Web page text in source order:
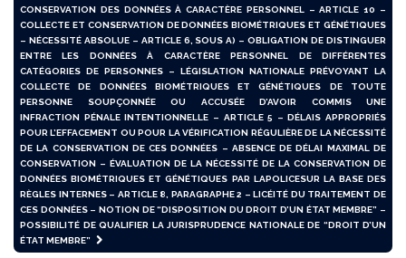
CONSERVATION DES DONNÉES À CARACTÈRE PERSONNEL – ARTICLE 10 –
COLLECTE ET CONSERVATION DE DONNÉES BIOMÉTRIQUES ET GÉNÉTIQUES
– NÉCESSITÉ ABSOLUE – ARTICLE 6, SOUS A) – OBLIGATION DE DISTINGUER
ENTRE LES DONNÉES À CARACTÈRE PERSONNEL DE DIFFÉRENTES
CATÉGORIES DE PERSONNES – LÉGISLATION NATIONALE PRÉVOYANT LA
COLLECTE DE DONNÉES BIOMÉTRIQUES ET GÉNÉTIQUES DE TOUTE
PERSONNE SOUPÇONNÉE OU ACCUSÉE D’AVOIR COMMIS UNE
INFRACTION PÉNALE INTENTIONNELLE – ARTICLE 5 – DÉLAIS APPROPRIÉS
POUR L’EFFACEMENT OU POUR LA VÉRIFICATION RÉGULIÈRE DE LA NÉCESSITÉ
DE LA CONSERVATION DE CES DONNÉES – ABSENCE DE DÉLAI MAXIMAL DE
CONSERVATION – ÉVALUATION DE LA NÉCESSITÉ DE LA CONSERVATION DE
DONNÉES BIOMÉTRIQUES ET GÉNÉTIQUES PAR LAPOLICESUR LA BASE DES
RÈGLES INTERNES – ARTICLE 8, PARAGRAPHE 2 – LICÉITÉ DU TRAITEMENT DE
CES DONNÉES – NOTION DE “DISPOSITION DU DROIT D’UN ÉTAT MEMBRE” –
POSSIBILITÉ DE QUALIFIER LA JURISPRUDENCE NATIONALE DE “DROIT D’UN
ÉTAT MEMBRE”